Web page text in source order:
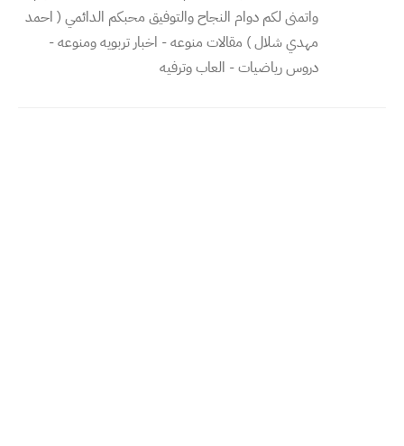
واتمنى لكم دوام النجاح والتوفيق محبكم الدائمي ( احمد
مهدي شلال ) مقالات منوعه - اخبار تربويه ومنوعه -
دروس رياضيات - العاب وترفيه